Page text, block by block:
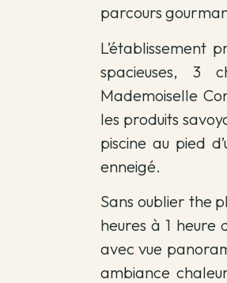
parcours
L’établissement
spacieuses, 3
Mademoiselle
les produits
piscine au pied
enneigé.
Sans oublier the
heures à 1
avec vue
ambiance